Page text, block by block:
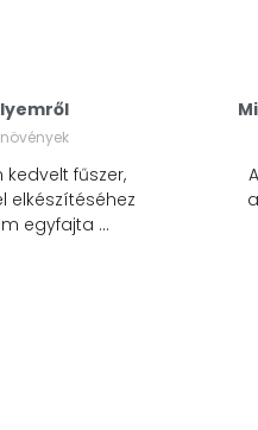
fűszer,
elkészítéséhez
egyfajta …